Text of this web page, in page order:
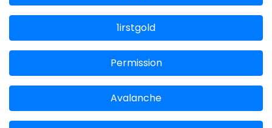
1irstgold
Permission
Avalanche